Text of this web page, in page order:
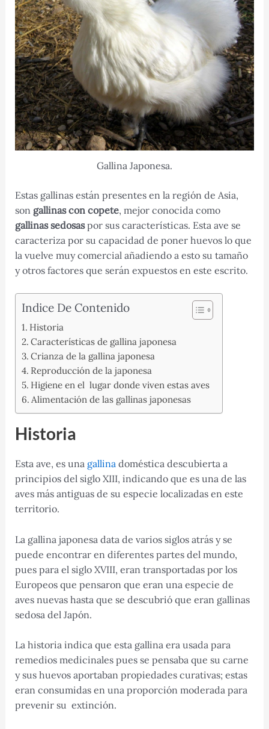
Gallina Japonesa.
Estas gallinas están presentes en la región de Asia,
son gallinas con copete, mejor conocida como
gallinas sedosaspor sus características. Esta ave se
caracteriza por su capacidad de poner huevos lo que
la vuelve muy comercial añadiendo a esto su tamaño
y otros factores que serán expuestos en este escrito.
Indice De Contenido
Historia
Características de gallina japonesa
Crianza de la gallina japonesa
Reproducción de la japonesa
Higiene en el lugar donde viven estas aves
Alimentación de las gallinas japonesas
Historia
Esta ave, es una gallinadoméstica descubierta a
principios del siglo XIII, indicando que es una de las
aves más antiguas de su especie localizadas en este
territorio.
La gallina japonesa data de varios siglos atrás y se
puede encontrar en diferentes partes del mundo,
pues para el siglo XVIII, eran transportadas por los
Europeos que pensaron que eran una especie de
aves nuevas hasta que se descubrió que eran gallinas
sedosa del Japón.
La historia indica que esta gallina era usada para
remedios medicinales pues se pensaba que su carne
y sus huevos aportaban propiedades curativas; estas
eran consumidas en una proporción moderada para
prevenir su extinción.